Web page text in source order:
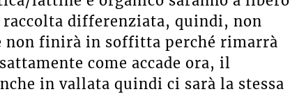
differenziata, quindi, non
non finirà in soffitta perché rimarrà
come accade ora, il
in vallata quindi ci sarà la stessa